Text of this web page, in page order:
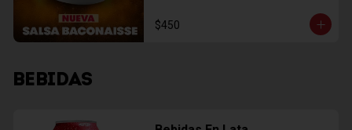
$450
BEBIDAS